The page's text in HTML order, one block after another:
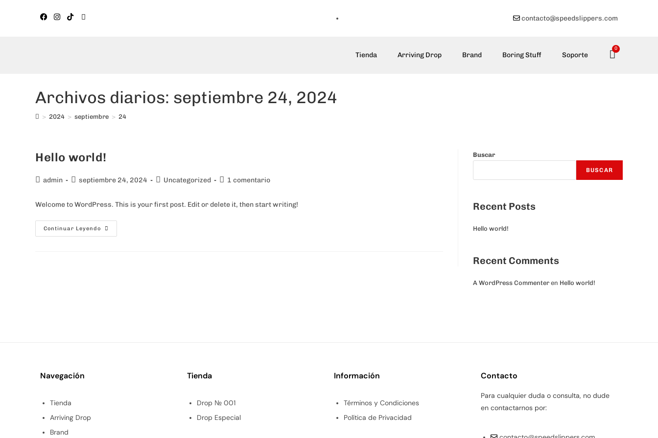
contacto@speedslippers.com
Tienda Arriving Drop Brand Boring Stuff Soporte
0
Archivos diarios: septiembre 24, 2024
> 2024 > septiembre > 24
Hello world!
admin septiembre 24, 2024 Uncategorized 1 comentario
Welcome to WordPress. This is your first post. Edit or delete it, then start writing!
Continuar Leyendo
Buscar
BUSCAR
Recent Posts
Hello world!
Recent Comments
A WordPress Commenter en Hello world!
Navegación
Tienda
Arriving Drop
Brand
Tienda
Drop № 001
Drop Especial
Información
Términos y Condiciones
Política de Privacidad
Contacto
Para cualquier duda o consulta, no dude
en contactarnos por: